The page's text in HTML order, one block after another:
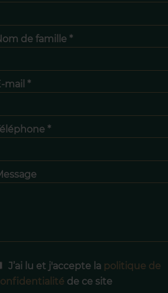
de famille *
mail *
*
J’ai lu et j'accepte la politique de
de ce site